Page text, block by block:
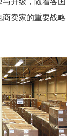
卖家的重要战略